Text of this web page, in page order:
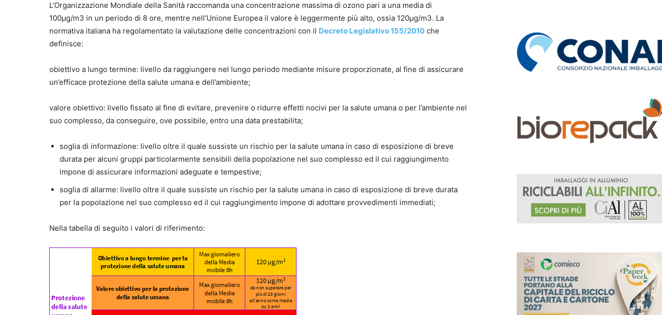
L’Organizzazione Mondiale della Sanità raccomanda una concentrazione massima di ozono pari a una media di
100µg/m3 in un periodo di 8 ore, mentre nell’Unione Europea il valore è leggermente più alto, ossia 120µg/m3. La
normativa italiana ha regolamentato la valutazione delle concentrazioni con il Decreto Legislativo 155/2010 che
definisce:
obiettivo a lungo termine: livello da raggiungere nel lungo periodo mediante misure proporzionate, al fine di assicurare
un’efficace protezione della salute umana e dell’ambiente;
valore obiettivo: livello fissato al fine di evitare, prevenire o ridurre effetti nocivi per la salute umana o per l’ambiente nel
suo complesso, da conseguire, ove possibile, entro una data prestabilita;
soglia di informazione: livello oltre il quale sussiste un rischio per la salute umana in caso di esposizione di breve
durata per alcuni gruppi particolarmente sensibili della popolazione nel suo complesso ed il cui raggiungimento
impone di assicurare informazioni adeguate e tempestive;
soglia di allarme: livello oltre il quale sussiste un rischio per la salute umana in caso di esposizione di breve durata
per la popolazione nel suo complesso ed il cui raggiungimento impone di adottare provvedimenti immediati;
Nella tabella di seguito i valori di riferimento: